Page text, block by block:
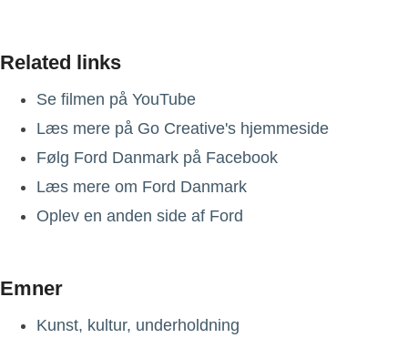
Related links
Se filmen på YouTube
Læs mere på Go Creative's hjemmeside
Følg Ford Danmark på Facebook
Læs mere om Ford Danmark
Oplev en anden side af Ford
Emner
Kunst, kultur, underholdning